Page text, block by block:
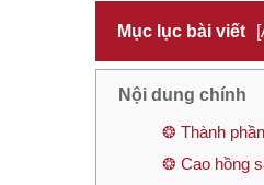
Mục lục bài viết
Nội dung chính
❂ Thành
❂ Cao hồng